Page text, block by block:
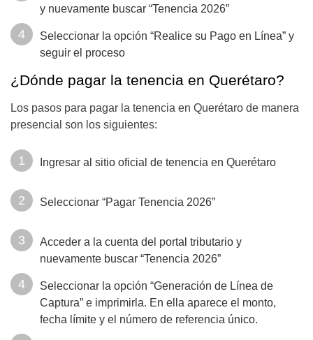
y nuevamente buscar “Tenencia 2026”
Seleccionar la opción “Realice su Pago en Línea” y
seguir el proceso
¿Dónde pagar la tenencia en Querétaro?
Los pasos para pagar la tenencia en Querétaro de manera
presencial son los siguientes:
Ingresar al sitio oficial de tenencia en Querétaro
Seleccionar “Pagar Tenencia 2026”
Acceder a la cuenta del portal tributario y
nuevamente buscar “Tenencia 2026”
Seleccionar la opción “Generación de Línea de
Captura” e imprimirla. En ella aparece el monto,
fecha límite y el número de referencia único.